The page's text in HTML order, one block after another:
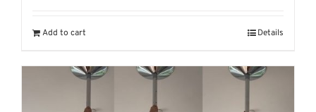
Add to cart Details